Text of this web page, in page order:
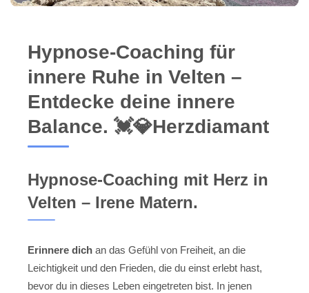
Hypnose-Coaching für
innere Ruhe in Velten –
Entdecke deine innere
Balance. 💓️💎Herzdiamant
Hypnose-Coaching mit Herz in
Velten – Irene Matern.
Erinnere dich an das Gefühl von Freiheit, an die
Leichtigkeit und den Frieden, die du einst erlebt hast,
bevor du in dieses Leben eingetreten bist. In jenen